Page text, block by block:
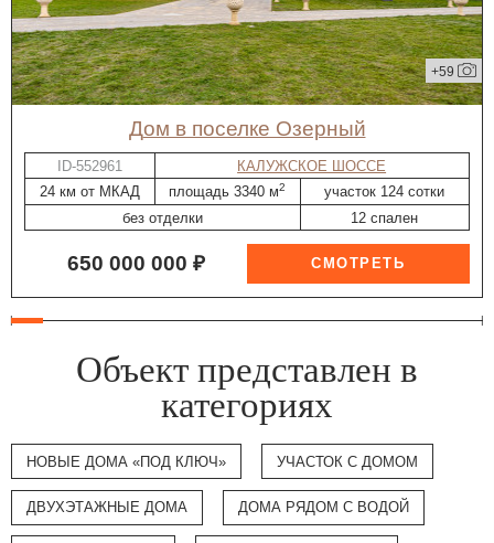
+59
дом в поселке Озерный
ID-552961
КАЛУЖСКОЕ ШОССЕ
24 км от МКАД
площадь 3340 м2
участок 124 сотки
без отделки
12 спален
650 000 000 ₽
Объект представлен в
категориях
НОВЫЕ ДОМА «ПОД КЛЮЧ» УЧАСТОК С ДОМОМ
ДВУХЭТАЖНЫЕ ДОМА ДОМА РЯДОМ С ВОДОЙ